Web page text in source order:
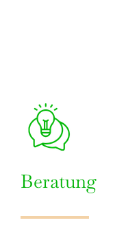
Beratung